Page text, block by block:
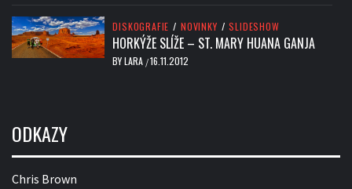
DISKOGRAFIE / NOVINKY / SLIDESHOW
HORKÝŽE SLÍŽE – ST. MARY HUANA GANJA
BYLARA /16.11.2012
ODKAZY
Chris Brown